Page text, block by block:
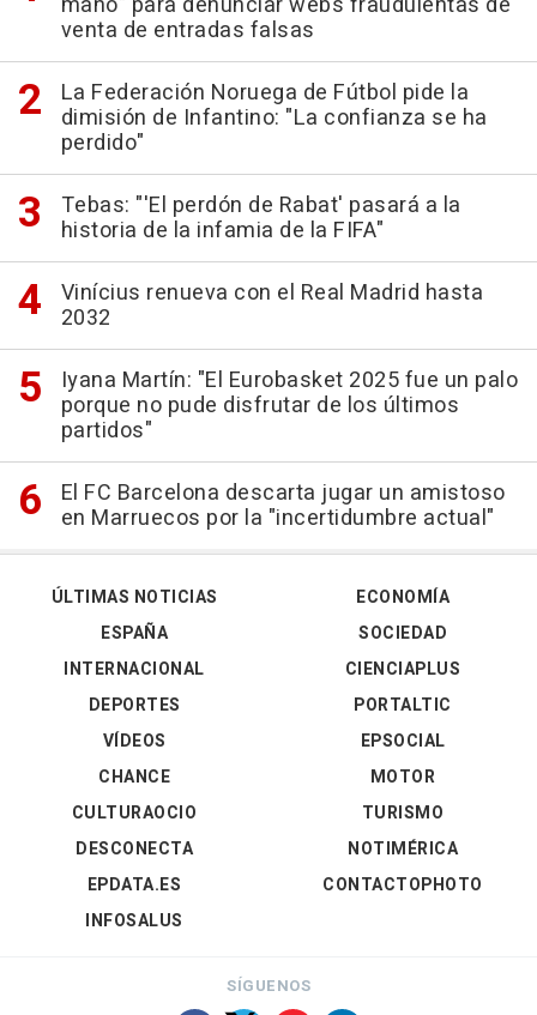
venta de entradas falsas
La Federación Noruega de Fútbol pide la
dimisión de Infantino: "La confianza se ha
perdido"
Tebas: "'El perdón de Rabat' pasará a la
historia de la infamia de la FIFA"
Vinícius renueva con el Real Madrid hasta
2032
Iyana Martín: "El Eurobasket 2025 fue un palo
porque no pude disfrutar de los últimos
partidos"
El FC Barcelona descarta jugar un amistoso
en Marruecos por la "incertidumbre actual"
ÚLTIMAS NOTICIAS
ESPAÑA
INTERNACIONAL
DEPORTES
VÍDEOS
ECONOMÍA
SOCIEDAD
CIENCIAPLUS
PORTALTIC
EPSOCIAL
CHANCE
CULTURAOCIO
DESCONECTA
EPDATA.ES
INFOSALUS
MOTOR
TURISMO
NOTIMÉRICA
CONTACTOPHOTO
SÍGUENOS